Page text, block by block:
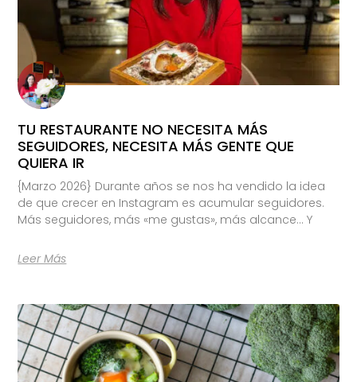
TU RESTAURANTE NO NECESITA MÁS
SEGUIDORES, NECESITA MÁS GENTE QUE
QUIERA IR
{Marzo 2026} Durante años se nos ha vendido la idea
de que crecer en Instagram es acumular seguidores.
Más seguidores, más «me gustas», más alcance… Y
Leer Más